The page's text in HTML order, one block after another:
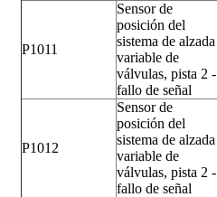
P1011
Sensor de
posición del
sistema de alzada
variable de
válvulas, pista 2 -
fallo de señal
P1012
Sensor de
posición del
sistema de alzada
variable de
válvulas, pista 2 -
fallo de señal